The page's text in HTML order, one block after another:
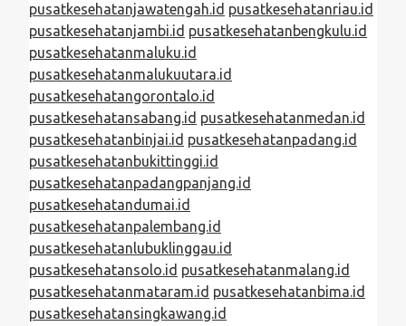
pusatkesehatanjawatengah.id pusatkesehatanriau.id
pusatkesehatanjambi.id pusatkesehatanbengkulu.id
pusatkesehatanmaluku.id
pusatkesehatanmalukuutara.id
pusatkesehatangorontalo.id
pusatkesehatansabang.id pusatkesehatanmedan.id
pusatkesehatanbinjai.id pusatkesehatanpadang.id
pusatkesehatanbukittinggi.id
pusatkesehatanpadangpanjang.id
pusatkesehatandumai.id
pusatkesehatanpalembang.id
pusatkesehatanlubuklinggau.id
pusatkesehatansolo.id pusatkesehatanmalang.id
pusatkesehatanmataram.id pusatkesehatanbima.id
pusatkesehatansingkawang.id